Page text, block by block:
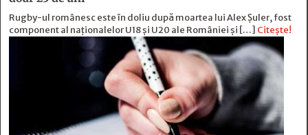
Rugby-ul românesc este în doliu după moartea lui Alex Șuler, fost
component al naționalelor U18 și U20 ale României și […] Citește!